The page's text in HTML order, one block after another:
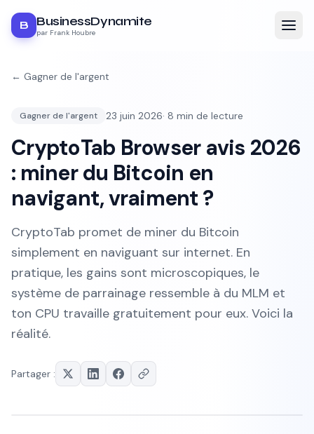
B BusinessDynamite
par Frank Houbre
← Gagner de l'argent
Gagner de l'argent 23 juin 2026· 8 min de lecture
CryptoTab Browser avis 2026
: miner du Bitcoin en
navigant, vraiment ?
CryptoTab promet de miner du Bitcoin
simplement en naviguant sur internet. En
pratique, les gains sont microscopiques, le
système de parrainage ressemble à du MLM et
ton CPU travaille gratuitement pour eux. Voici la
réalité.
Partager :